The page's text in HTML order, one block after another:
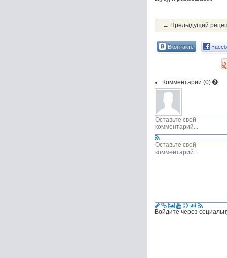
← Предыдущий
Вконтакте
Комментарии (0)
Войдите через